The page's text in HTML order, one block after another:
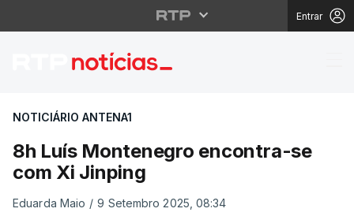
Entrar
8h Luís Montenegro
NOTICIÁRIO ANTENA1
8h Luís Montenegro encontra-se
com Xi Jinping
Eduarda Maio / 9 Setembro 2025, 08:34